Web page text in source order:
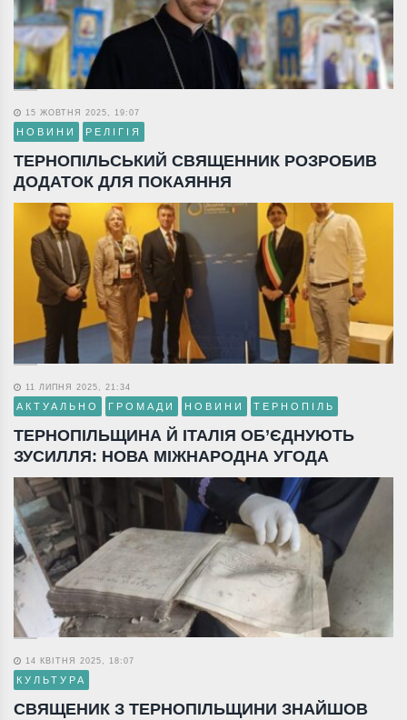
15 ЖОВТНЯ 2025, 19:07
НОВИНИ РЕЛІГІЯ
ТЕРНОПІЛЬСЬКИЙ СВЯЩЕННИК РОЗРОБИВ
ДОДАТОК ДЛЯ ПОКАЯННЯ
11 ЛИПНЯ 2025, 21:34
АКТУАЛЬНО ГРОМАДИ НОВИНИ ТЕРНОПІЛЬ
ТЕРНОПІЛЬЩИНА Й ІТАЛІЯ ОБ’ЄДНУЮТЬ
ЗУСИЛЛЯ: НОВА МІЖНАРОДНА УГОДА
14 КВІТНЯ 2025, 18:07
КУЛЬТУРА
СВЯЩЕНИК З ТЕРНОПІЛЬЩИНИ ЗНАЙШОВ